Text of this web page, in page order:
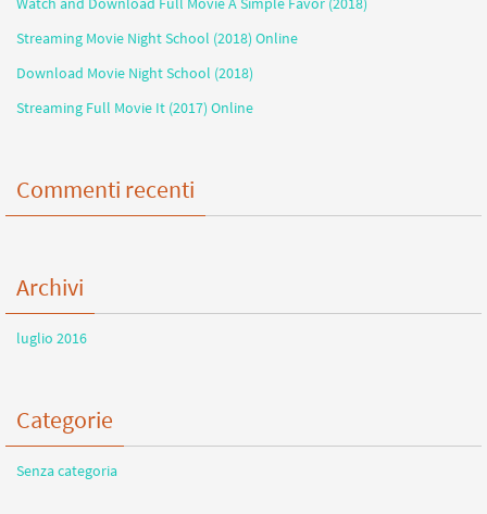
Streaming Movie Night School (2018) Online
Download Movie Night School (2018)
Streaming Full Movie It (2017) Online
Commenti recenti
Archivi
luglio 2016
Categorie
Senza categoria